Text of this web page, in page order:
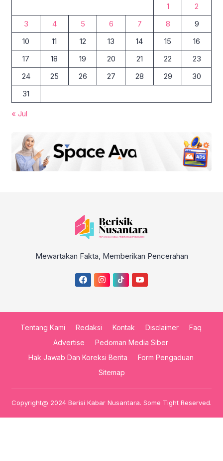
1
2
3
4 5 6 7 8
9
10
11 12 13 14 15
16
17
18 19 20 21 22
23
24
25 26 27 28 29
30
31
« Jul
Mewartakan Fakta, Memberikan Pencerahan
Tentang Kami Redaksi Kontak Disclaimer
Faq
Advertise
Pedoman Media Siber
Hak Jawab Dan Koreksi Berita
Form Pengaduan
Sitemap
Copyright@ 2024 Berisi Kabar Nusantara. Some Tight Reserved.